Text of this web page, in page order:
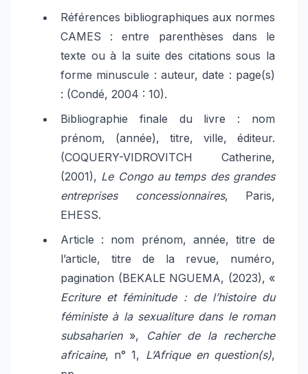
Références bibliographiques aux normes
CAMES : entre parenthèses dans le
texte ou à la suite des citations sous la
forme minuscule : auteur, date : page(s)
: (Condé, 2004 : 10).
Bibliographie finale du livre : nom
prénom, (année), titre, ville, éditeur.
(COQUERY-VIDROVITCH Catherine,
(2001), Le Congo au temps des grandes
entreprises concessionnaires, Paris,
EHESS.
Article : nom prénom, année, titre de
l’article, titre de la revue, numéro,
pagination (BEKALE NGUEMA, (2023), «
Ecriture et féminitude : de l’histoire du
féministe à la sexualiture dans le roman
subsaharien »,
Cahier de la recherche
africaine, n° 1, L’Afrique en question(s),